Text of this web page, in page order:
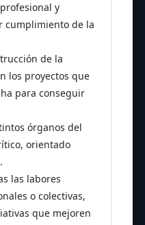
y
cumplimiento de la
de la
los proyectos que
para conseguir
órganos del
orientado
las labores
o colectivas,
que mejoren